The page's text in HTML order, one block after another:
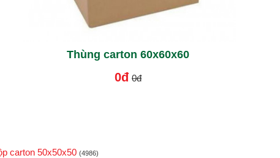
Thùng carton 60x60x60
0đ 0đ
carton 50x50x50 (4986)